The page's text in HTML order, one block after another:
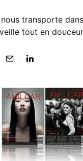
transporte
tout en